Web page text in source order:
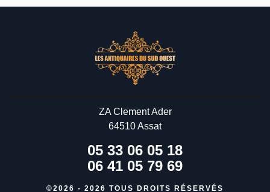
ZA Clement Ader
64510 Assat
05 33 06 05 18
06 41 05 79 69
©2026 - 2026 TOUS DROITS RÉSERVÉS